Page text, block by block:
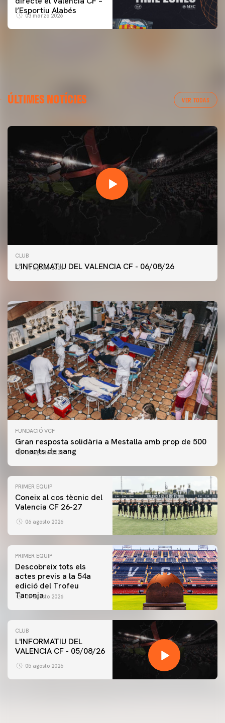
l’Esportiu Alabés
03 marzo 2026
ÚLTIMES NOTÍCIES VER TODAS
CLUB
L'INFORMATIU DEL VALENCIA CF - 06/08/26
06 agosto 2026
PRIMER EQUIP
ENTRENAMENT DEL VALENCIA CF 6/8/2026
FUNDACIÓ VCF
Gran resposta solidària a Mestalla amb prop de 500
donants de sang
06 agosto 2026
PRIMER EQUIP
Coneix al cos tècnic del
Valencia CF 26-27
06 agosto 2026
PRIMER EQUIP
Descobreix tots els
actes previs a la 54a
edició del Trofeu
Taronja
06 agosto 2026
CLUB
L'INFORMATIU DEL
VALENCIA CF - 05/08/26
05 agosto 2026